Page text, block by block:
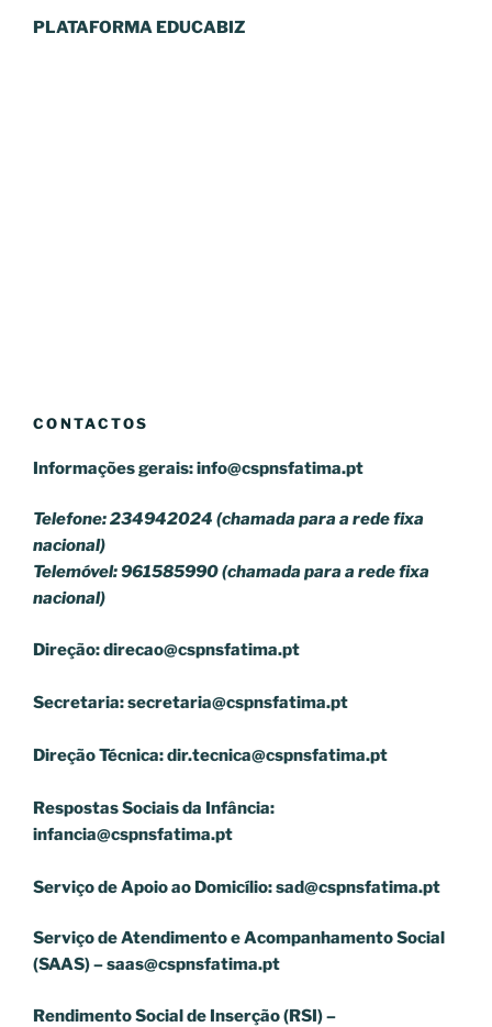
PLATAFORMA EDUCABIZ
CONTACTOS
Informações gerais:info@cspnsfatima.pt
Telefone: 234942024 (chamada para a rede fixa
nacional)
Telemóvel: 961585990 (chamada para a rede fixa
nacional)
Direção:direcao@cspnsfatima.pt
Secretaria:secretaria@cspnsfatima.pt
Direção Técnica:dir.tecnica@cspnsfatima.pt
Respostas Sociais da Infância:
infancia@cspnsfatima.pt
Serviço de Apoio ao Domicílio:sad@cspnsfatima.pt
Serviço de Atendimento e Acompanhamento Social
(SAAS) –saas@cspnsfatima.pt
Rendimento Social de Inserção (RSI) –